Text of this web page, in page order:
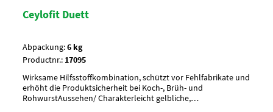
Ceylofit Duett
Abpackung:6 kg
Productnr.: 17095
Wirksame Hilfsstoffkombination, schützt vor Fehlfabrikate und
erhöht die Produktsicherheit bei Koch-, Brüh- und
RohwurstAussehen/ Charakterleicht gelbliche,